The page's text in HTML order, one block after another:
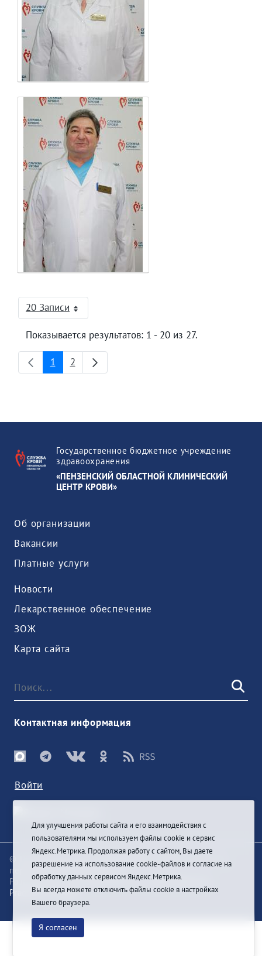
20 ЗаписиНа страницу
Показывается результатов: 1 - 20 из 27.
Страница
1 Страница
2
Государственное бюджетное учреждение
здравоохранения
«ПЕНЗЕНСКИЙ ОБЛАСТНОЙ КЛИНИЧЕСКИЙ
ЦЕНТР КРОВИ»
Об организации
Вакансии
Платные услуги
Новости
Лекарственное обеспечение
ЗОЖ
Карта сайта
Контактная информация
Войти
© При цитировании информации с сайта ссылка на
первоисточник обязательна
Разработка и техподдержка сайта Bars-Penza &
Pragmatic Studio
Для улучшения работы сайта и его взаимодействия с
пользователями мы используем файлы cookie и сервис
Яндекс.Метрика. Продолжая работу с сайтом, Вы даете
разрешение на использование cookie-файлов и согласие на
обработку данных сервисом Яндекс.Метрика.
Вы всегда можете отключить файлы cookie в настройках
Вашего браузера.
Я согласен